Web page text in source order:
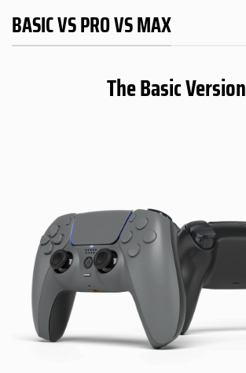
BASIC VS PRO VS MAX
The Basic Version